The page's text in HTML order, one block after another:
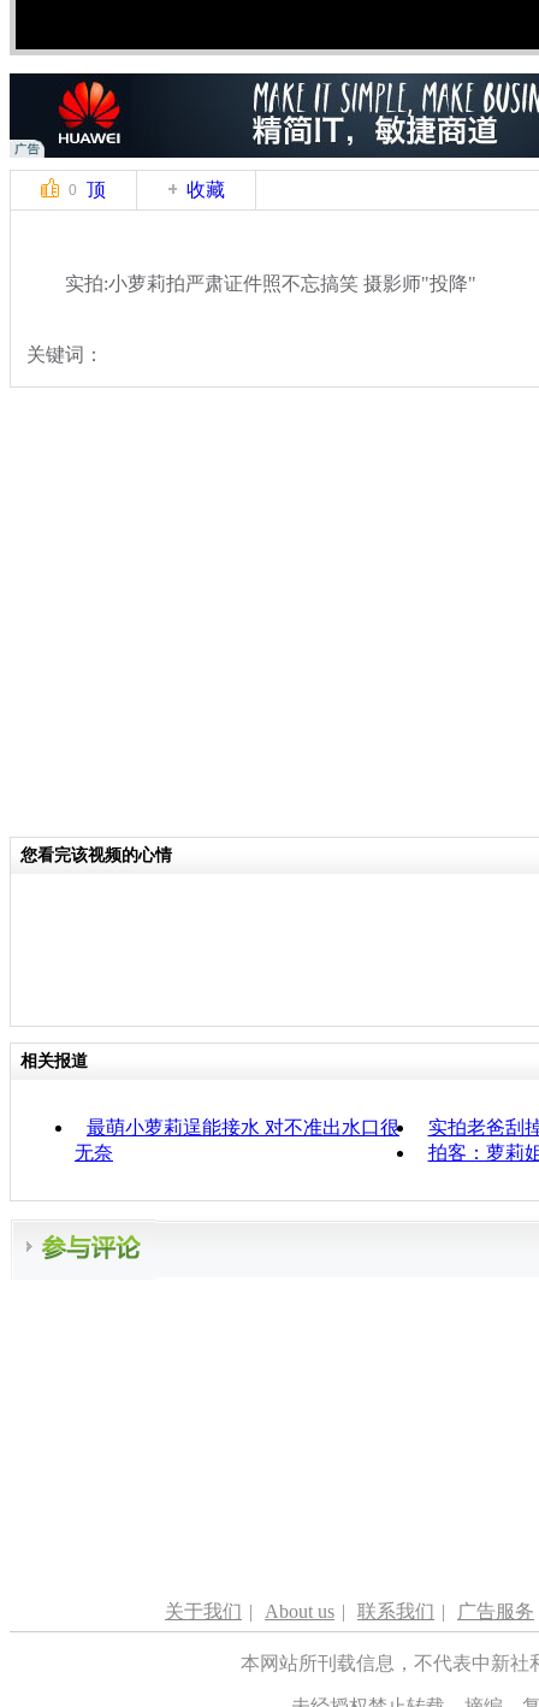
0 顶 收藏
实拍:小萝莉拍严肃证件照不忘搞笑 摄影师"投降"
关键词：
您看完该视频的心情
相关报道
最萌小萝莉逞能接水 对不准出水口很
无奈
实拍老爸刮
拍客：萝莉
关于我们 | About us | 联系我们 | 广告服务
本网站所刊载信息，不代表中新